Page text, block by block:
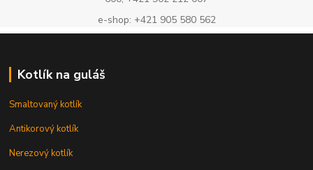
e-shop: +421 905 580 562
Kotlík na guláš
Smaltovaný kotlík
Antikorový kotlík
Nerezový kotlík